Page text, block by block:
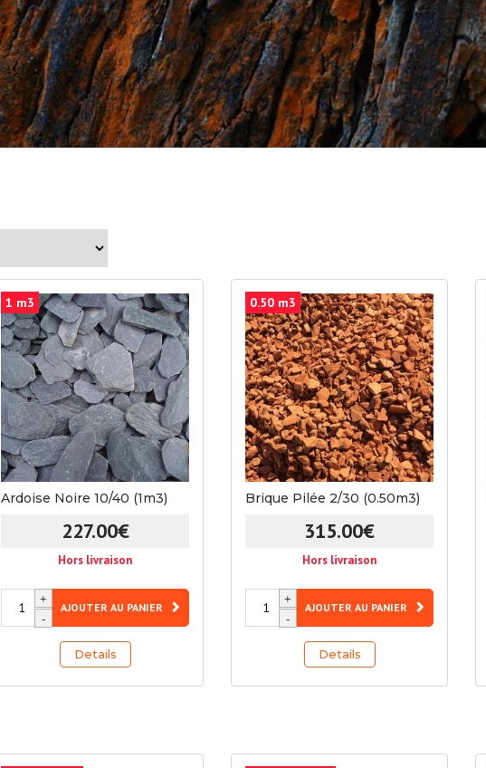
1 m3
Ardoise Noire 10/40 (1m3)
227.00€
Hors livraison
AJOUTER AU PANIER
quantité+
-
Details
0.50 m3
Brique Pilée 2/30 (0.50m3)
315.00€
Hors livraison
AJOUTER AU PANIER
quantité+
-
Details